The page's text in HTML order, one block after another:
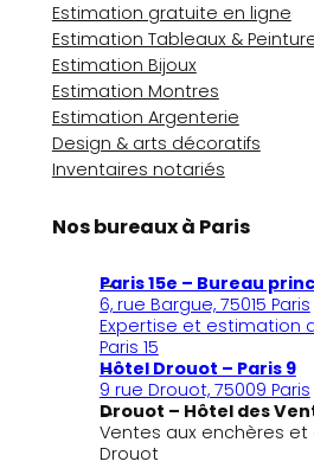
Estimation gratuite en ligne
Estimation Tableaux &
Estimation Bijoux
Estimation Montres
Estimation Argenterie
Design & arts décoratifs
Inventaires notariés
Nos bureaux à Paris
Paris 15e – Bureau
6, rue Bargue, 75015 Paris
Expertise et estimation
Paris 15
Hôtel Drouot – Paris 9
9 rue Drouot, 75009 Paris
Drouot – Hôtel des
Ventes aux enchères
Drouot